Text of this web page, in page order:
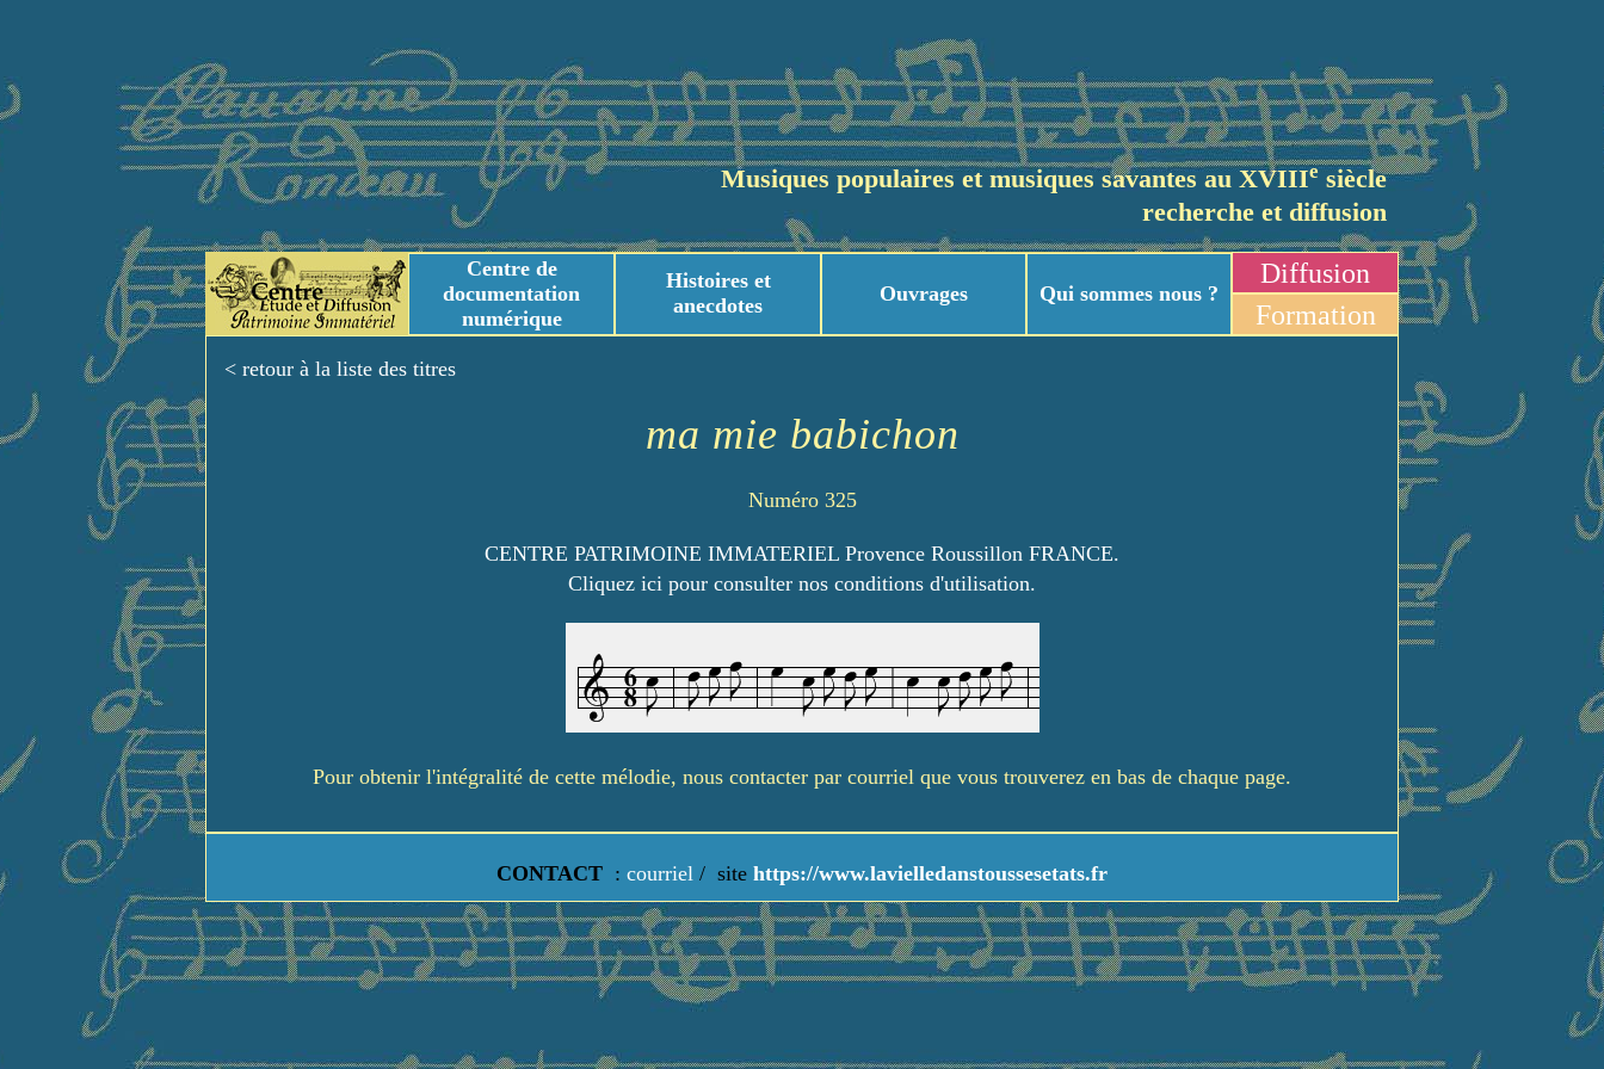
Musiques populaires et musiques savantes au XVIIIesiècle
recherche et diffusion
Centre de
documentation
numérique
Histoires et
anecdotes
Ouvrages Qui sommes nous ?
Diffusion
Formation
< retour à la liste des titres
ma mie babichon
Numéro 325
CENTRE PATRIMOINE IMMATERIEL Provence Roussillon FRANCE.
Cliquez ici pour consulter nos conditions d'utilisation.
Pour obtenir l'intégralité de cette mélodie, nous contacter par courriel que vous trouverez en bas de chaque page.
CONTACT : courriel / site https://www.lavielledanstoussesetats.fr